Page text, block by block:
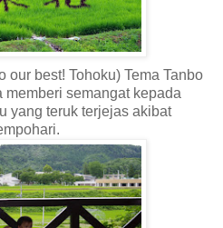
our best! Tohoku) Tema Tanbo
semangat kepada
yang teruk terjejas akibat